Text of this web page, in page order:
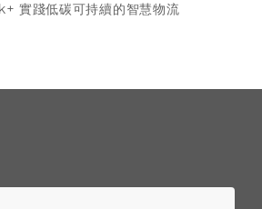
實踐低碳可持續的智慧物流